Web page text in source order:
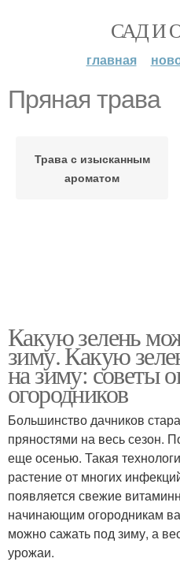
САД И
главная
Пряная трава
Трава с изысканным
ароматом
Какую зелень
зиму. Какую
на зиму: советы
огородников
Большинство дачников
пряностями на весь сезон.
еще осенью. Такая
растение от многих
появляется свежие
начинающим огородникам
можно сажать под зиму, а
урожаи.